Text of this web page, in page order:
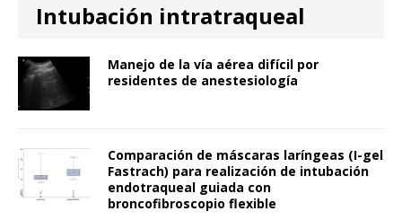
Intubación intratraqueal
Manejo de la vía aérea difícil por
residentes de anestesiología
Comparación de máscaras laríngeas (I-gel
Fastrach) para realización de intubación
endotraqueal guiada con
broncofibroscopio flexible